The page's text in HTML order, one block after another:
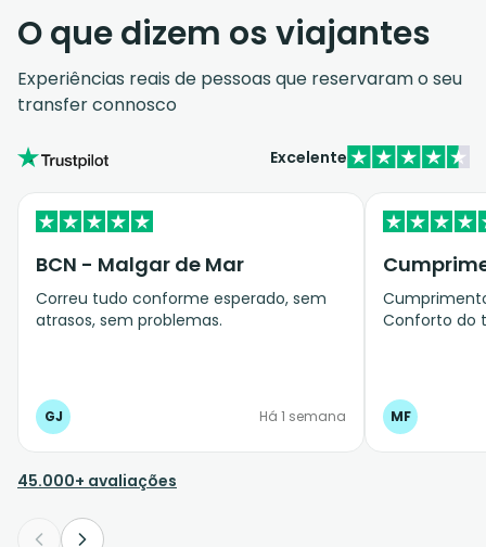
O que dizem os viajantes
Experiências reais de pessoas que reservaram o seu
transfer connosco
Excelente
BCN - Malgar de Mar
Correu tudo conforme esperado, sem
atrasos, sem problemas.
GJ Há 1 semana
Conforto do
MF
45.000+ avaliações